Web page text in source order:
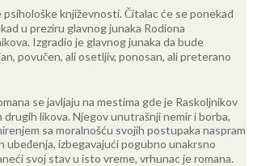
književnosti. Čitalac će se ponekad
u preziru glavnog junaka Rodiona
Izgradio je glavnog junaka da bude
povučen, ali osetljiv, ponosan, ali preterano
se javljaju na mestima gde je Raskoljnikov
drugih likova. Njegov unutrašnji nemir i borba,
sa moralnošću svojih postupaka naspram
ubeđenja, izbegavajući pogubno unakrsno
svoj stav u isto vreme, vrhunac je romana.